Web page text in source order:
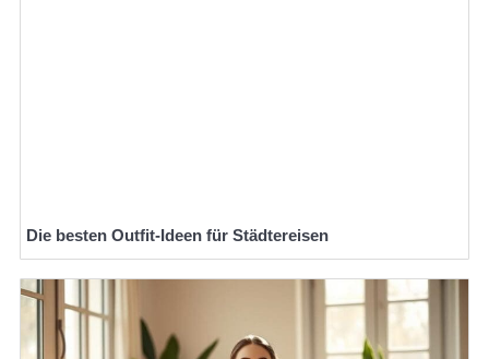
Die besten Outfit-Ideen für Städtereisen